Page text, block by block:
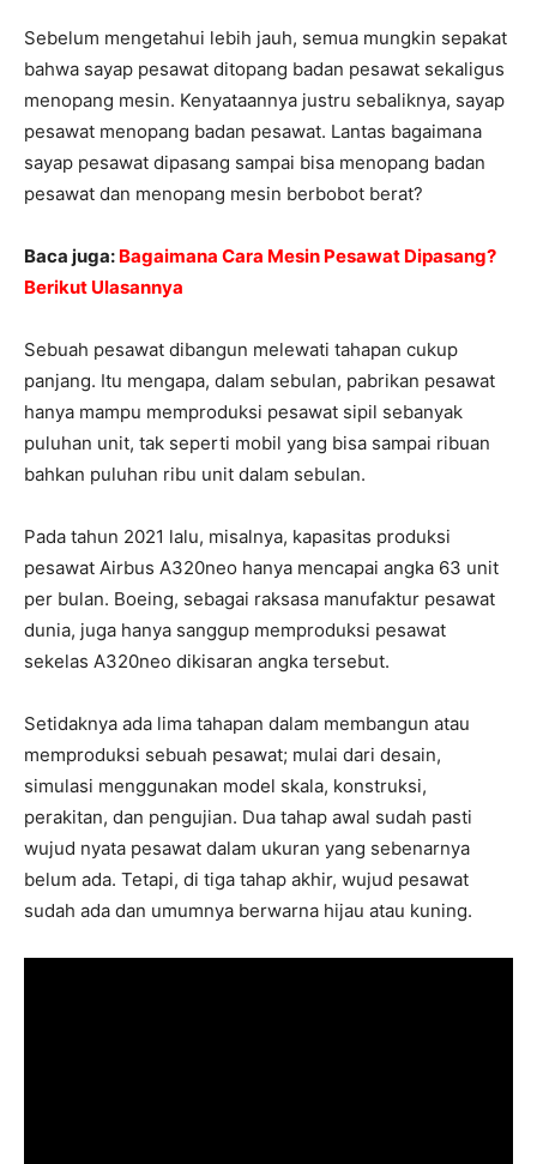
Sebelum mengetahui lebih jauh, semua mungkin sepakat
bahwa sayap pesawat ditopang badan pesawat sekaligus
menopang mesin. Kenyataannya justru sebaliknya, sayap
pesawat menopang badan pesawat. Lantas bagaimana
sayap pesawat dipasang sampai bisa menopang badan
pesawat dan menopang mesin berbobot berat?
Baca juga: Bagaimana Cara Mesin Pesawat Dipasang?
Berikut Ulasannya
Sebuah pesawat dibangun melewati tahapan cukup
panjang. Itu mengapa, dalam sebulan, pabrikan pesawat
hanya mampu memproduksi pesawat sipil sebanyak
puluhan unit, tak seperti mobil yang bisa sampai ribuan
bahkan puluhan ribu unit dalam sebulan.
Pada tahun 2021 lalu, misalnya, kapasitas produksi
pesawat Airbus A320neo hanya mencapai angka 63 unit
per bulan. Boeing, sebagai raksasa manufaktur pesawat
dunia, juga hanya sanggup memproduksi pesawat
sekelas A320neo dikisaran angka tersebut.
Setidaknya ada lima tahapan dalam membangun atau
memproduksi sebuah pesawat; mulai dari desain,
simulasi menggunakan model skala, konstruksi,
perakitan, dan pengujian. Dua tahap awal sudah pasti
wujud nyata pesawat dalam ukuran yang sebenarnya
belum ada. Tetapi, di tiga tahap akhir, wujud pesawat
sudah ada dan umumnya berwarna hijau atau kuning.